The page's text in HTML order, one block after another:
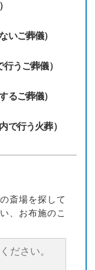
いご葬儀）
うご葬儀）
るご葬儀）
で行う火葬）
斎場を探して
、お布施のこ